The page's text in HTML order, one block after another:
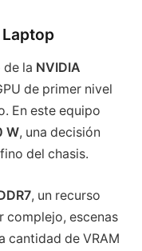
Laptop
la NVIDIA
de primer nivel
En este equipo
W, una decisión
del chasis.
, un recurso
complejo, escenas
cantidad de VRAM